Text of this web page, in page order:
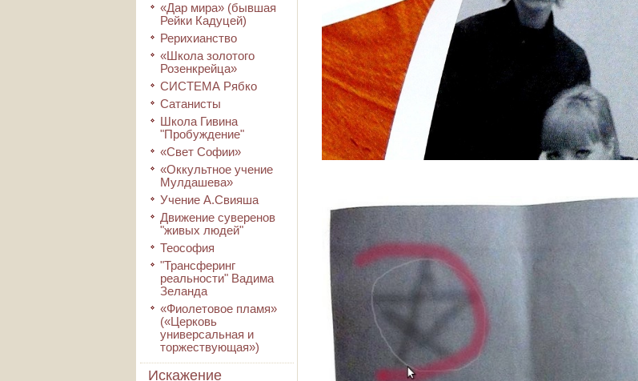
«Дар мира» (бывшая
Рейки Кадуцей)
Рерихианство
«Школа золотого
Розенкрейца»
СИСТЕМА Рябко
Сатанисты
Школа Гивина
"Пробуждение"
«Свет Софии»
«Оккультное учение
Мулдашева»
Учение А.Свияша
Движение суверенов
"живых людей"
Теософия
"Трансферинг
реальности" Вадима
Зеланда
«Фиолетовое пламя»
(«Церковь
универсальная и
торжествующая»)
Искажение